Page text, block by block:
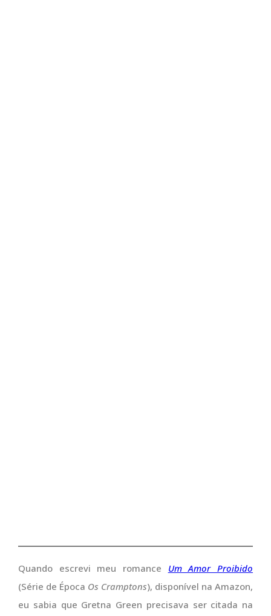
Quando escrevi meu romance Um Amor Proibido
(Série de Época Os Cramptons), disponível na Amazon,
eu sabia que Gretna Green precisava ser citada na